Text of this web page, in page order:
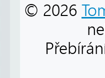
© 2026